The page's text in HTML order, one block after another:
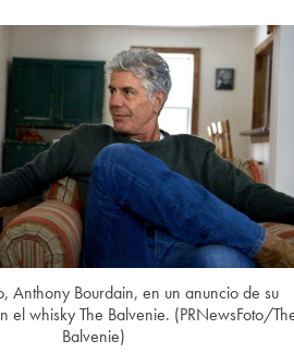
Anthony Bourdain, en un anuncio de su
el whisky The Balvenie. (PRNewsFoto/
Balvenie)